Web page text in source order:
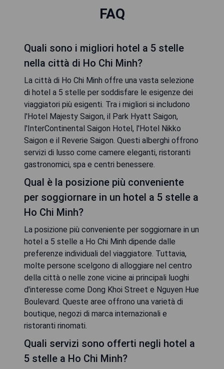
FAQ
Quali sono i migliori hotel a 5 stelle
nella città di Ho Chi Minh?
La città di Ho Chi Minh offre una vasta selezione
di hotel a 5 stelle per soddisfare le esigenze dei
viaggiatori più esigenti. Tra i migliori si includono
l'Hotel Majesty Saigon, il Park Hyatt Saigon,
l'InterContinental Saigon Hotel, l'Hotel Nikko
Saigon e il Reverie Saigon. Questi alberghi offrono
servizi di lusso come camere eleganti, ristoranti
gastronomici, spa e centri benessere.
Qual è la posizione più conveniente
per soggiornare in un hotel a 5 stelle a
Ho Chi Minh?
La posizione più conveniente per soggiornare in un
hotel a 5 stelle a Ho Chi Minh dipende dalle
preferenze individuali del viaggiatore. Tuttavia,
molte persone scelgono di alloggiare nel centro
della città o nelle zone vicine ai principali luoghi
d'interesse come Dong Khoi Street e Nguyen Hue
Boulevard. Queste aree offrono una varietà di
boutique, negozi di marca internazionali e
ristoranti rinomati.
Quali servizi sono offerti negli hotel a
5 stelle a Ho Chi Minh?